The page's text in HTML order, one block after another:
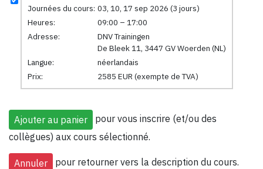
Journées du cours: 03, 10, 17 sep 2026 (3 jours)
Heures:
09:00 – 17:00
Adresse:
DNV Trainingen
De Bleek 11, 3447 GV Woerden (NL)
Langue:
néerlandais
Prix:
2585 EUR (exempte de TVA)
pour vous inscrire (et/ou des
collègues) aux cours sélectionné.
pour retourner vers la description du cours.